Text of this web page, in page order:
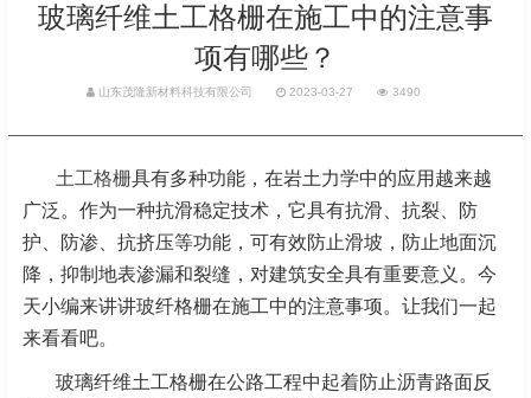
玻璃纤维土工格栅在施工中的注意事
项有哪些？
山东茂隆新材料科技有限公司 2023-03-27 3490
土工格栅具有多种功能，在岩土力学中的应用越来越
广泛。作为一种抗滑稳定技术，它具有抗滑、抗裂、防
护、防渗、抗挤压等功能，可有效防止滑坡，防止地面沉
降，抑制地表渗漏和裂缝，对建筑安全具有重要意义。今
天小编来讲讲玻纤格栅在施工中的注意事项。让我们一起
来看看吧。
玻璃纤维土工格栅在公路工程中起着防止沥青路面反